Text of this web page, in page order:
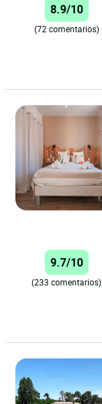
8.9/10
(72 comentarios)
9.7/10
(233 comentarios)